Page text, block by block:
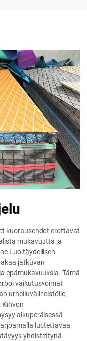
kuorausehdot erottavat
mukavuutta ja
Luo täydellisen
jatkuvan
epämukavuuksia. Tämä
vaikutusvoimat
urheiluvälineistölle,
Kihvon
alkuperäisessä
luotettavaa
yhdistettynä